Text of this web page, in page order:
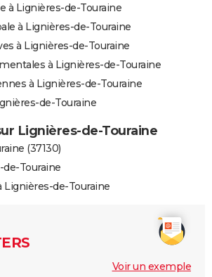
à Lignières-de-Touraine
à Lignières-de-Touraine
à Lignières-de-Touraine
à Lignières-de-Touraine
à Lignières-de-Touraine
de-Touraine
Lignières-de-Touraine
(37130)
de-Touraine
de-Touraine
Voir un exemple